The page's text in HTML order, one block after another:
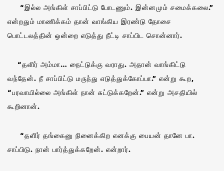
“இல்ல அங்கிள் சாப்பிட்டு போடணும். இன்னமும் சமைக்கலை.”
என்றதும் மாணிக்கம் தான் வாங்கிய இரண்டு தோசை
பொட்டலத்தின் ஒன்றை எடுத்து நீட்டி சாப்பிட சொன்னார்.
“தளிர் அம்மா… நைட்டுக்கு வராது. அதான் வாங்கிட்டு
வந்தேன். நீ சாப்பிட்டு மருந்து எடுத்துக்கோப்பா.” என்று கூற,
“பரவாயில்லை அங்கிள் நான் சுட்டுக்கறேன்.” என்று அசதியில்
கூறினான்.
“தளிர் தங்கைனு நினைக்கிற எனக்கு பையன் தானே பா.
சாப்பிடு. நான் பார்த்துக்கறேன். என்றார்.